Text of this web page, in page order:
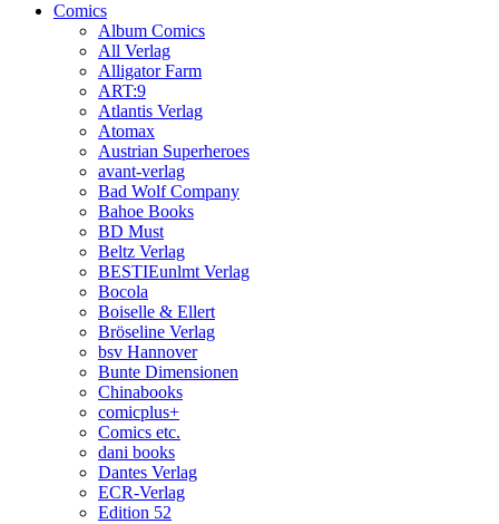
Comics
Album Comics
All Verlag
Alligator Farm
ART:9
Atlantis Verlag
Atomax
Austrian Superheroes
avant-verlag
Bad Wolf Company
Bahoe Books
BD Must
Beltz Verlag
BESTIEunlmt Verlag
Bocola
Boiselle & Ellert
Bröseline Verlag
bsv Hannover
Bunte Dimensionen
Chinabooks
comicplus+
Comics etc.
dani books
Dantes Verlag
ECR-Verlag
Edition 52